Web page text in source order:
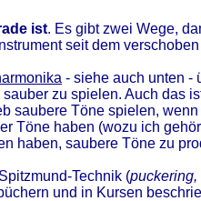
ist. Es gibt zwei Wege,
seit dem
- siehe auch unten -
zu spielen. Auch das
saubere Töne spielen,
Töne haben (wozu ich
haben, saubere Töne zu
Technik (
und in Kursen